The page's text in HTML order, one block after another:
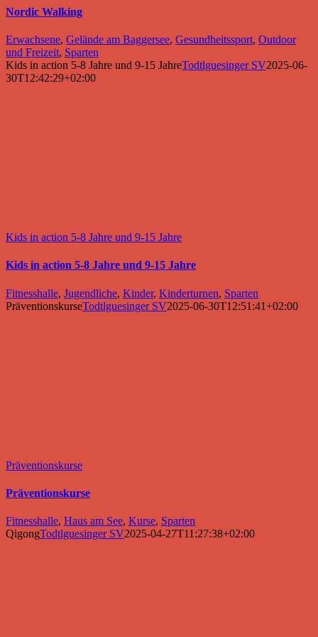
Nordic Walking
Erwachsene, Gelände am Baggersee, Gesundheitssport, Outdoor
und Freizeit, Sparten
Kids in action 5-8 Jahre und 9-15 JahreTodtlguesinger SV2025-06-
30T12:42:29+02:00
Kids in action 5-8 Jahre und 9-15 Jahre
Kids in action 5-8 Jahre und 9-15 Jahre
Fitnesshalle, Jugendliche, Kinder, Kinderturnen, Sparten
PräventionskurseTodtlguesinger SV2025-06-30T12:51:41+02:00
Präventionskurse
Präventionskurse
Fitnesshalle, Haus am See, Kurse, Sparten
QigongTodtlguesinger SV2025-04-27T11:27:38+02:00